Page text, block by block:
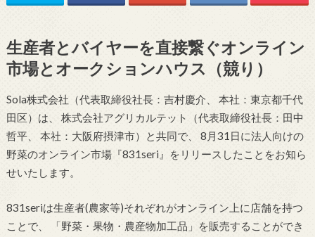
生産者とバイヤーを直接繋ぐオンライン
市場とオークションハウス（競り）
Sola株式会社（代表取締役社長：吉村慶介、 本社：東京都千代
田区）は、 株式会社アグリカルテット（代表取締役社長：田中
哲平、 本社：大阪府摂津市）と共同で、 8月31日に法人向けの
野菜のオンライン市場『831seri』をリリースしたことをお知ら
せいたします。
831seriは生産者(農家等)それぞれがオンライン上に店舗を持つ
ことで、 「野菜・果物・農産物加工品」を販売することができ